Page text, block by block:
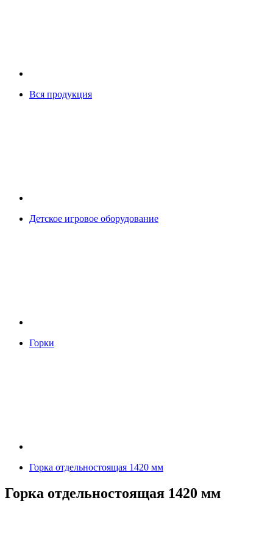
Вся продукция
Детское игровое оборудование
Горки
Горка отдельностоящая 1420 мм
Горка отдельностоящая 1420 мм